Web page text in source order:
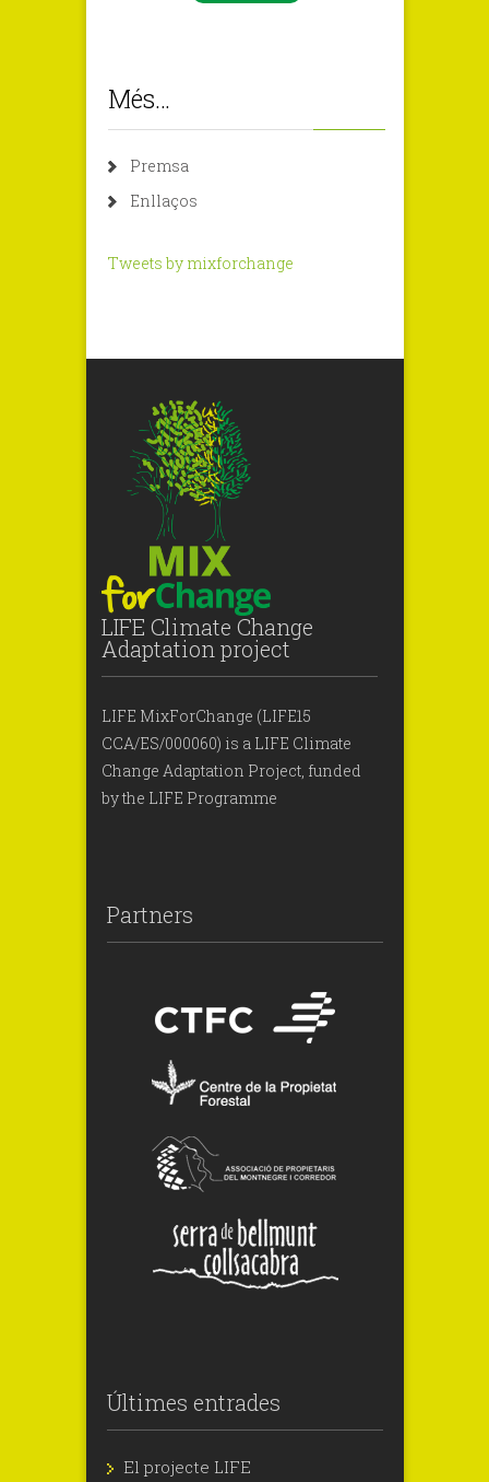
Més…
Premsa
Enllaços
Tweets by mixforchange
LIFE Climate Change
Adaptation project
LIFE MixForChange (LIFE15
CCA/ES/000060) is a LIFE Climate
Change Adaptation Project, funded
by the LIFE Programme
Partners
Últimes entrades
El projecte LIFE